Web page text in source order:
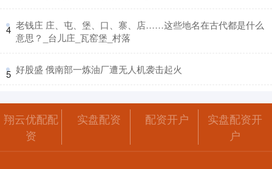
4 ​老钱庄 庄、屯、堡、口、寨、店……这些地名在古代都是什么
意思？_台儿庄_瓦窑堡_村落
5 ​好股盛 俄南部一炼油厂遭无人机袭击起火
翔云优配配
资
实盘配资 配资开户
实盘配资开
户